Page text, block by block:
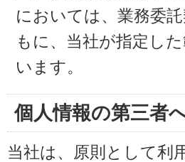
においては、業務委
もに、当社が指定し
います。
個人情報の第三者
当社は、原則として利